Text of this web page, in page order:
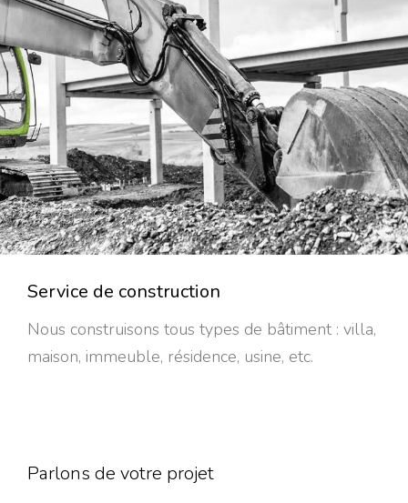
Service de construction
Nous construisons tous types de bâtiment : villa,
maison, immeuble, résidence, usine, etc.
Parlons de votre projet